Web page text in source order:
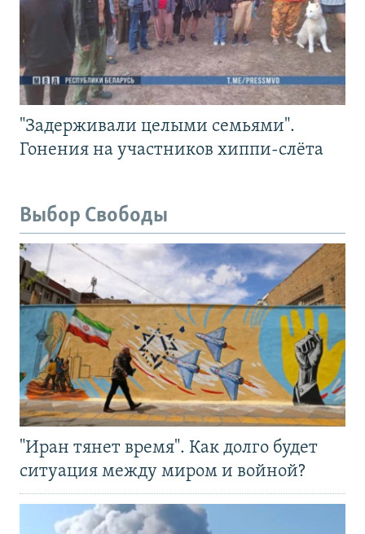
"Задерживали целыми семьями".
Гонения на участников хиппи-слёта
Выбор Свободы
"Иран тянет время". Как долго будет
ситуация между миром и войной?